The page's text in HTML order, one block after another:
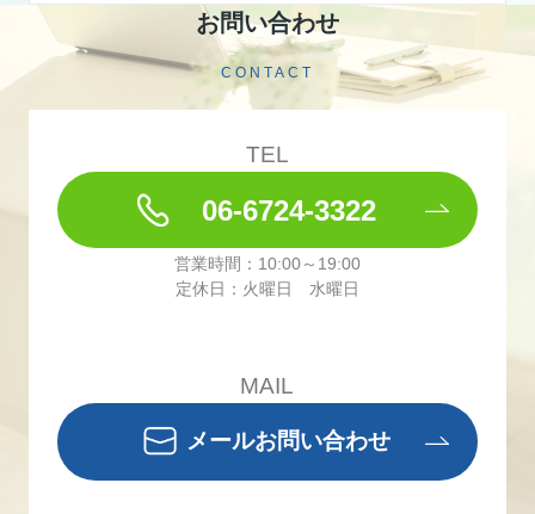
お問い合わせ
CONTACT
TEL
06-6724-3322
営業時間：10:00～19:00
定休日：火曜日 水曜日
MAIL
メールお問い合わせ